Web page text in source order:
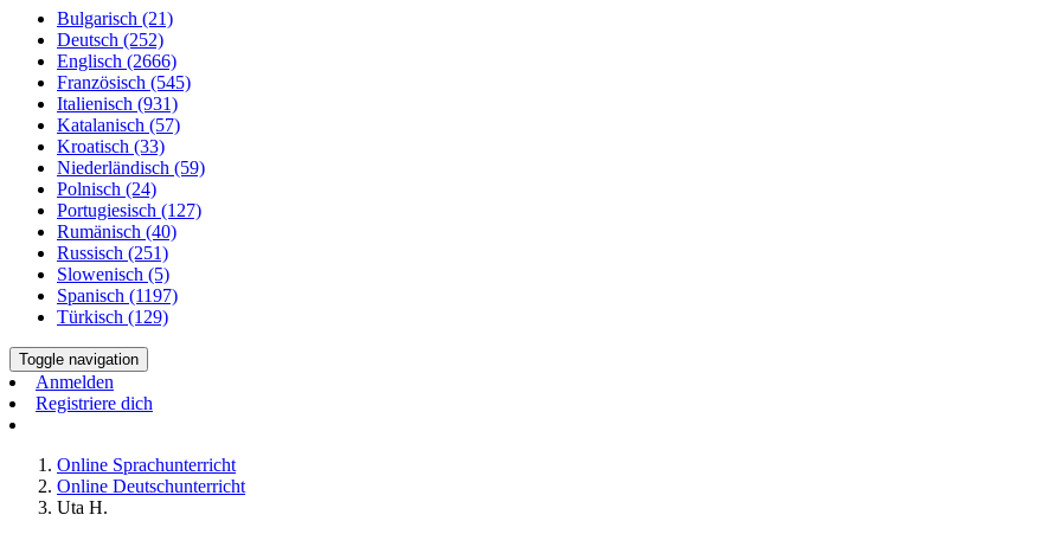
Bulgarisch (21)
Deutsch (252)
Englisch (2666)
Französisch (545)
Italienisch (931)
Katalanisch (57)
Kroatisch (33)
Niederländisch (59)
Polnisch (24)
Portugiesisch (127)
Rumänisch (40)
Russisch (251)
Slowenisch (5)
Spanisch (1197)
Türkisch (129)
Toggle navigation
Anmelden
Registriere dich
Online Sprachunterricht
Online Deutschunterricht
Uta H.